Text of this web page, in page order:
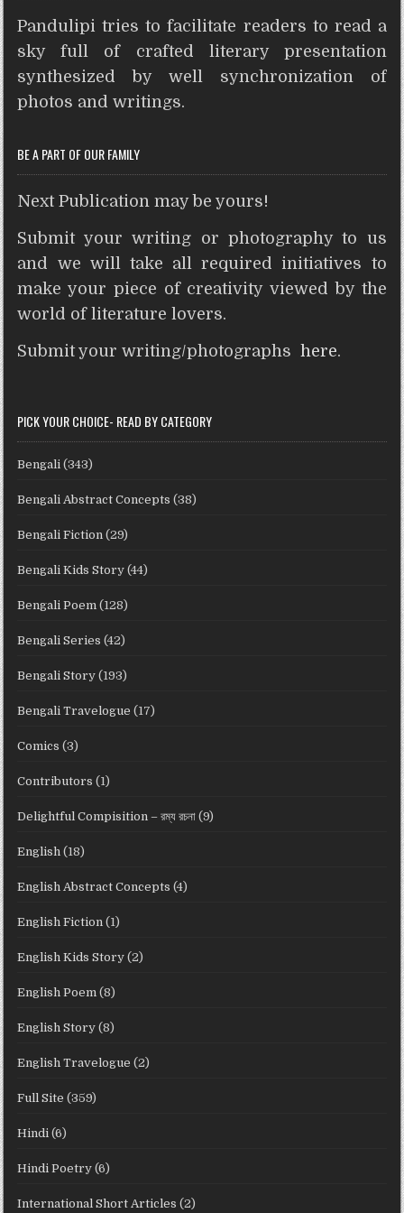
s
A
p
p
b
o
o
k
t
e
r
e
r
e
s
e
n
g
e
t
i
t
e
Pandulipi tries to facilitate readers to read a
sky full of crafted literary presentation
synthesized by well synchronization of
photos and writings.
BE A PART OF OUR FAMILY
Next Publication may be yours!
Submit your writing or photography to us
and we will take all required initiatives to
make your piece of creativity viewed by the
world of literature lovers.
Submit your writing/photographshere.
PICK YOUR CHOICE- READ BY CATEGORY
Bengali (343)
Bengali Abstract Concepts (38)
Bengali Fiction (29)
Bengali Kids Story (44)
Bengali Poem (128)
Bengali Series (42)
Bengali Story (193)
Bengali Travelogue (17)
Comics (3)
Contributors (1)
Delightful Compisition – রম্য রচনা (9)
English (18)
English Abstract Concepts (4)
English Fiction (1)
English Kids Story (2)
English Poem (8)
English Story (8)
English Travelogue (2)
Full Site (359)
Hindi (6)
Hindi Poetry (6)
International Short Articles (2)